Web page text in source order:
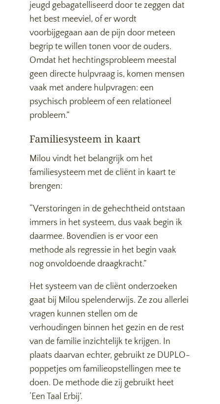
jeugd gebagatelliseerd door te zeggen dat
het best meeviel, of er wordt
voorbijgegaan aan de pijn door meteen
begrip te willen tonen voor de ouders.
Omdat het hechtingsprobleem meestal
geen directe hulpvraag is, komen mensen
vaak met andere hulpvragen: een
psychisch probleem of een relationeel
probleem.”
Familiesysteem in kaart
Milou vindt het belangrijk om het
familiesysteem met de cliënt in kaart te
brengen:
“Verstoringen in de gehechtheid ontstaan
immers in het systeem, dus vaak begin ik
daarmee. Bovendien is er voor een
methode als regressie in het begin vaak
nog onvoldoende draagkracht.”
Het systeem van de cliënt onderzoeken
gaat bij Milou spelenderwijs. Ze zou allerlei
vragen kunnen stellen om de
verhoudingen binnen het gezin en de rest
van de familie inzichtelijk te krijgen. In
plaats daarvan echter, gebruikt ze DUPLO-
poppetjes om familieopstellingen mee te
doen. De methode die zij gebruikt heet
‘Een Taal Erbij’.